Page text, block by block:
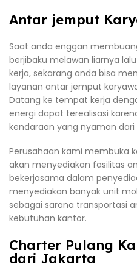
Antar jemput
Saat anda enggan
berjibaku melawan liarnya
kerja, sekarang anda bisa
layanan antar jemput
Datang ke tempat kerja
energi dapat terealisasi
kendaraan yang nyaman dari
Perusahaan kami membuka
akan menyediakan fasilitas
bekerjasama dalam
menyediakan banyak unit
sebagai sarana transportasi
kebutuhan kantor.
Charter Pulang
dari Jakarta